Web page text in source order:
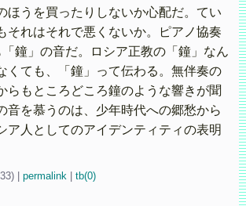
ほうを買ったりしないか心配だ。てい
それはそれで悪くないか。ピアノ協奏
鐘」の音だ。ロシア正教の「鐘」なん
くても、「鐘」って伝わる。無伴奏の
らもところどころ鐘のような響きが聞
音を慕うのは、少年時代への郷愁から
ア人としてのアイデンティティの表明
permalink tb(0)